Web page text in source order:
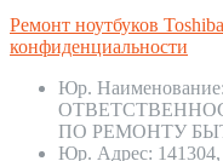
Ремонт ноутбуков Toshiba
конфиденциальности
Юр. Наименование:
ПО РЕМОНТУ
Юр. Адрес: